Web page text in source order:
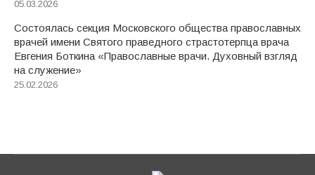
05.03.2026
Состоялась секция Московского общества православных
врачей имени Святого праведного страстотерпца врача
Евгения Боткина «Православные врачи. Духовный взгляд
на служение»
25.02.2026